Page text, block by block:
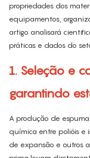
propriedades dos
equipamentos,
artigo analisará
práticas e dados do
1. Seleção e
garantindo
A produção de
química entre polióis e
de expansão e outros